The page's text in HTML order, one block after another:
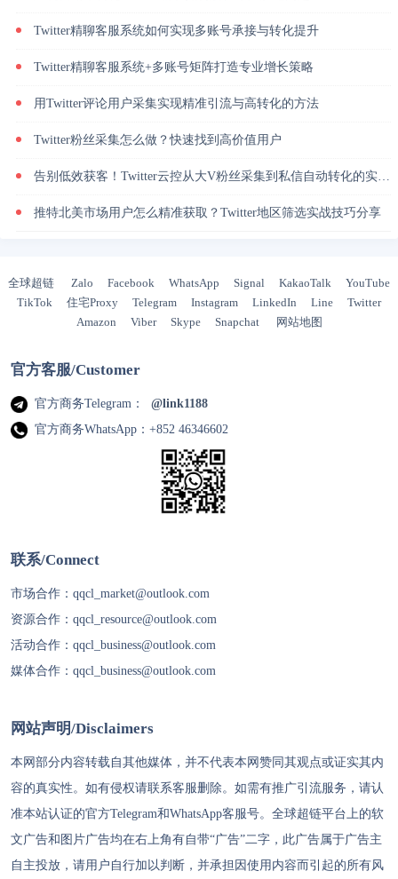
Twitter精聊客服系统如何实现多账号承接与转化提升
Twitter精聊客服系统+多账号矩阵打造专业增长策略
用Twitter评论用户采集实现精准引流与高转化的方法
Twitter粉丝采集怎么做？快速找到高价值用户
告别低效获客！Twitter云控从大V粉丝采集到私信自动转化的实操闭环
推特北美市场用户怎么精准获取？Twitter地区筛选实战技巧分享
全球超链 Zalo Facebook WhatsApp Signal KakaoTalk
YouTube
TikTok
住宅Proxy Telegram Instagram LinkedIn Line
Twitter
Amazon
Viber Skype Snapchat 网站地图
官方客服/Customer
官方商务Telegram：
@link1188
官方商务WhatsApp：+852 46346602
联系/Connect
市场合作： qqcl_market@outlook.com
资源合作： qqcl_resource@outlook.com
活动合作： qqcl_business@outlook.com
媒体合作： qqcl_business@outlook.com
网站声明/Disclaimers
本网部分内容转载自其他媒体，并不代表本网赞同其观点或证实其内
容的真实性。如有侵权请联系客服删除。如需有推广引流服务，请认
准本站认证的官方Telegram和WhatsApp客服号。 全球超链平台上的软
文广告和图片广告均在右上角有自带“广告”二字，此广告属于广告主
自主投放，请用户自行加以判断，并承担因使用内容而引起的所有风